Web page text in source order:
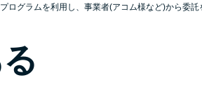
ログラムを利用し、事業者(アコム様など)から委託